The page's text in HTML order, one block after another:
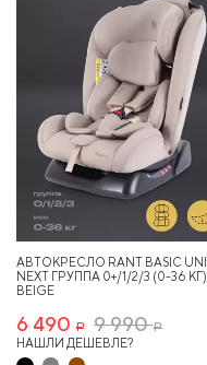
АВТОКРЕСЛО RANT BASIC
NEXT ГРУППА 0+/1/2/3 (0-36 КГ)
BEIGE
6 490 Р 9 990Р
НАШЛИ ДЕШЕВЛЕ?